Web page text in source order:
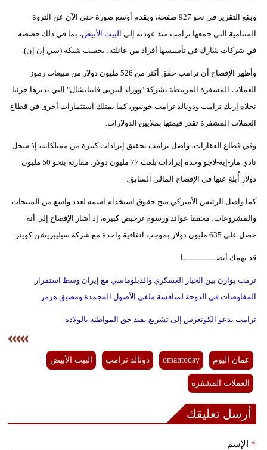
أبراج
فيديو
سيارات
ويقع التقرير في نحو 927 صفحة، ويقدم أوسع صورة حتى الآن عن الثروة
المتنامية التي جمعها ترامب منذ عودته إلى البيت الأبيض، بما في ذلك حصصه
في شركات شارك في تأسيسها أفراد من عائلته، بحسب شبكة (سي إن إن).
وأظهر الإفصاح أن ترامب حقق أكثر من 526 مليون دولار من مبيعات رموز
العملات المشفرة المرتبطة بشركة "وورلد ليبرتي فاينانشال" التي يديرها جزئيا
نجلاه إريك ترامب ودونالد ترامب جونيور، كما يمتلك استثمارات أخرى في قطاع
العملات المشفرة تقدر قيمتها بملايين الدولارات.
وفي قطاع العقارات، واصل ترامب تحقيق إيرادات كبيرة من ممتلكاته، إذ سجل
نادي مار-إيه-لاجو وحده إيرادات بلغت 77 مليون دولار، مقارنة بنحو 50 مليون
دولار أُبلغ عنها في الإفصاح المالي السابق.
كما واصل الرئيس الأميركي منح حقوق استخدام اسمه لعدد واسع من المنتجات
والمشروعات، محققا عوائد ورسوم ترخيص كبيرة، إذ أشار الإفصاح إلى أنه
حصل على 635 مليون دولار بموجب اتفاقية واحدة مع شركة سيليبريشن كوينز.
قد يهمك أيضــــــــــــــا
ترمب يوازن بين الخيار العسكري والدبلوماسي مع إيران وسط استمرار
المفاوضات في الدوحة لمناقشة ملفي الأصول المجمدة ومضيق هرمز
ترامب يدعو الكونغرس إلى تشريع يقيد حق المواطنة بالولادة
عمان اليوم omantoday دونالد ترامب البيت الأبيض
العملات المشفرة
أرسل تعليقك
الإسم *